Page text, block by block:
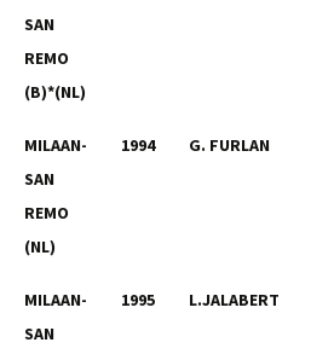
SAN
REMO
(B)*(NL)
MILAAN-
SAN
REMO
(NL)
1994 G. FURLAN
MILAAN-
SAN
1995 L.JALABERT